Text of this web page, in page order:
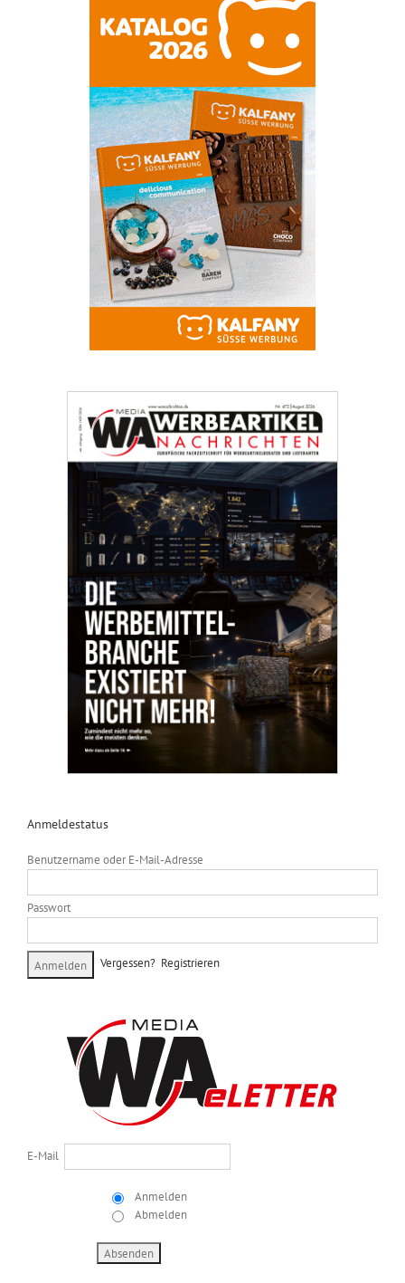
Anmeldestatus
Benutzername oder E-Mail-Adresse
Passwort
Vergessen? Registrieren
E-Mail
Anmelden
Abmelden